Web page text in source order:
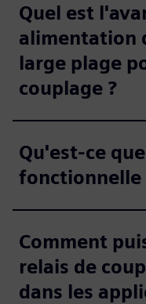
Quel est
alimentation
large plage
couplage ?
Qu'est-ce
fonctionnelle
Comment
relais de
dans les